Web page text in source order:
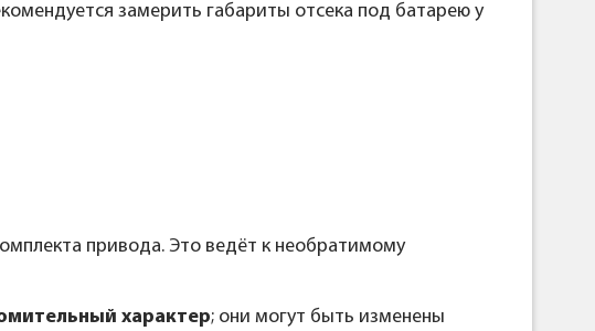
замерить габариты отсека под батарею у
привода. Это ведёт к необратимому
характер; они могут быть изменены